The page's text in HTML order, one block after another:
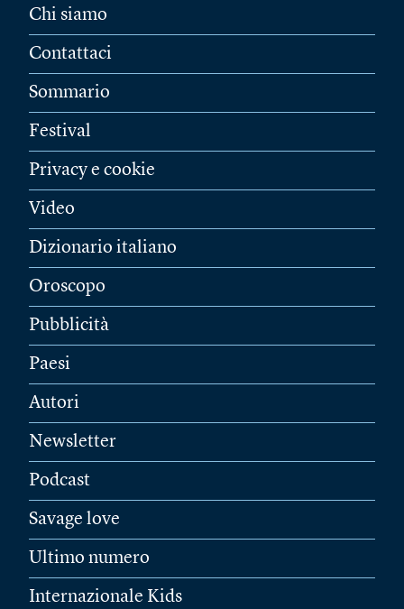
Chi siamo
Contattaci
Sommario
Festival
Privacy e cookie
Video
Dizionario italiano
Oroscopo
Pubblicità
Paesi
Autori
Newsletter
Podcast
Savage love
Ultimo numero
Internazionale Kids